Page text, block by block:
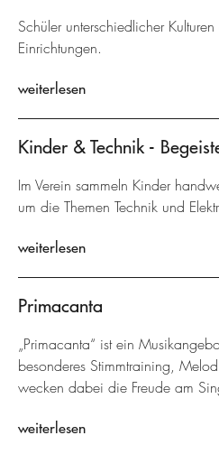
Schüler unterschiedlicher
Einrichtungen.
weiterlesen
Kinder & Technik -
Im Verein sammeln Kinder
um die Themen Technik und
weiterlesen
Primacanta
„Primacanta“ ist ein
besonderes Stimmtraining,
wecken dabei die Freude am
weiterlesen